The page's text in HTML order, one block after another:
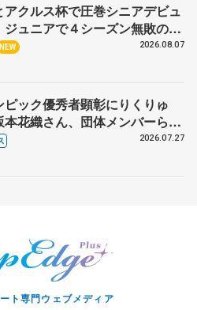
アクルス杯で圧巻シニアデビュ
ュニアで４シーズン無敗の島
NEW 2026.08.07
ピック優秀者顕彰にりくりゅ
本花織さん、団体メンバーら
に文科省が表彰式、ブルーノ・
2026.07.27
ト専門ウェブメディア